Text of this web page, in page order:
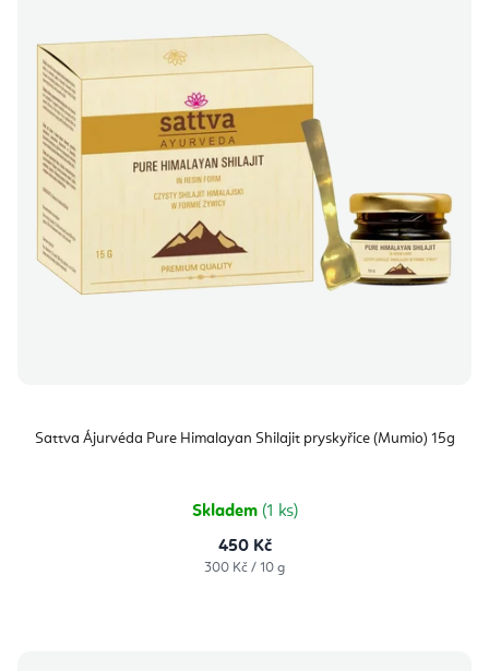
Sattva Ájurvéda Pure Himalayan Shilajit pryskyřice (Mumio) 15g
Skladem (1 ks)
450 Kč
Měrná
300 Kč / 10 g